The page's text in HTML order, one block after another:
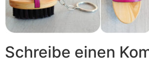
Schreibe einen